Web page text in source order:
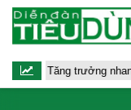
đổi: Tăng trưởng